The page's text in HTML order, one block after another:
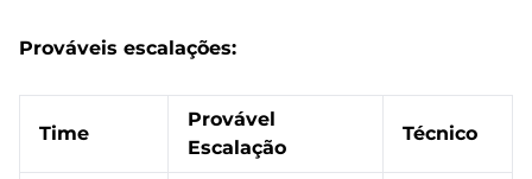
Prováveis escalações:
Time
Provável
Escalação
Técnico